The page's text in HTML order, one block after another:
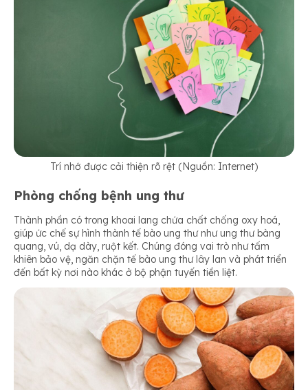
Trí nhớ được cải thiện rõ rệt (Nguồn: Internet)
Phòng chống bệnh ung thư
Thành phần có trong khoai lang chứa chất chống oxy hoá,
giúp ức chế sự hình thành tế bào ung thư như ung thư bàng
quang, vú, dạ dày, ruột kết. Chúng đóng vai trò như tấm
khiên bảo vệ, ngăn chặn tế bào ung thư lây lan và phát triển
đến bất kỳ nơi nào khác ở bộ phận tuyến tiền liệt.